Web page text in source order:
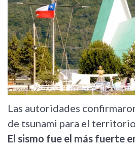
Las autoridades
de tsunami para el
El sismo fue el más fuerte